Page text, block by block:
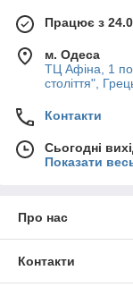
Працює з
м. Одеса
ТЦ Афіна, 1
століття",
Контакти
Сьогодні
Показати
Про нас
Контакти